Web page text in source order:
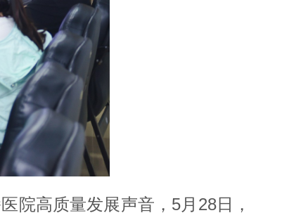
院高质量发展声音，5月28日，